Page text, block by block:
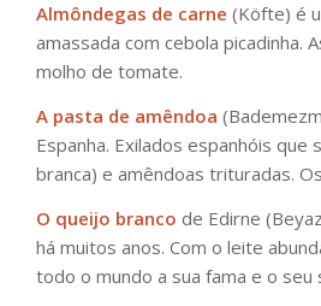
Almôndegas de carne (Köfte) é
amassada com cebola
molho de tomate.
A pasta de amêndoa
Espanha. Exilados espanhóis
branca) e amêndoas trituradas.
O queijo branco de Edirne
há muitos anos. Com o leite
todo o mundo a sua fama e o seu